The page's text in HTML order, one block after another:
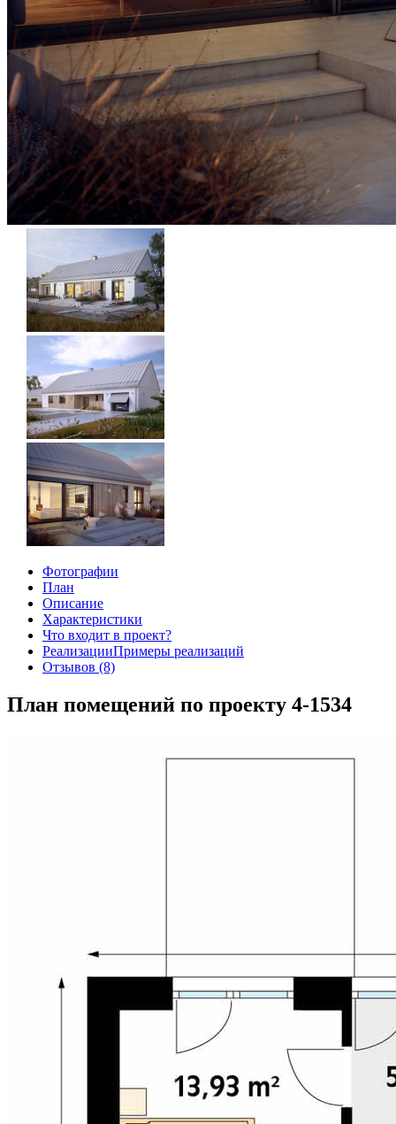
Фотографии
План
Описание
Характеристики
Что входит в проект?
РеализацииПримеры реализаций
Отзывов (8)
План помещений по проекту 4-1534